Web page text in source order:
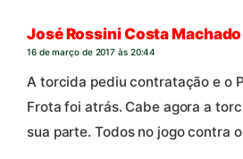
José Rossini Costa Machado
16 de março de 2017 às 20:44
A torcida pediu contratação e o
Frota foi atrás. Cabe agora a
sua parte. Todos no jogo contra